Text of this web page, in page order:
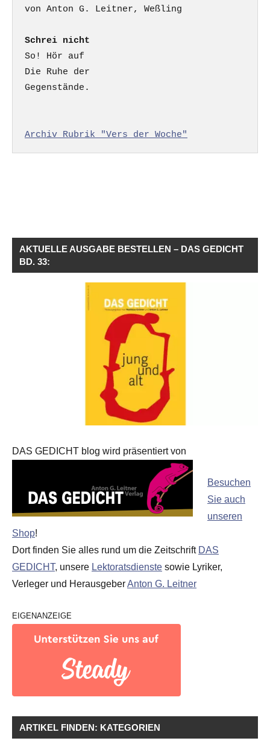
Schrei nicht
So! Hör auf
Die Ruhe der
Gegenstände.
Archiv Rubrik "Vers der Woche"
AKTUELLE AUSGABE BESTELLEN – DAS GEDICHT
BD. 33:
DAS GEDICHT blog wird präsentiert von
Besuchen
Sie auch
unseren
Shop!
Dort finden Sie alles rund um die Zeitschrift DAS
GEDICHT, unsere Lektoratsdienste sowie Lyriker,
Verleger und HerausgeberAnton G. Leitner
EIGENANZEIGE
ARTIKEL FINDEN: KATEGORIEN